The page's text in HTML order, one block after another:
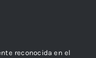
reconocida en el